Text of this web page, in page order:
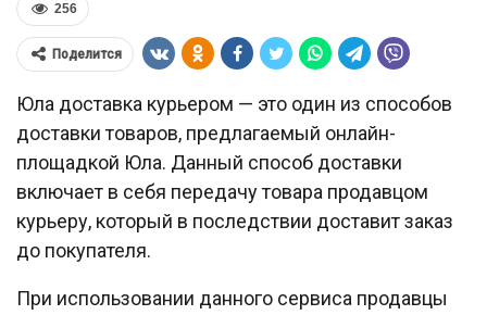
256
Поделится
Юла доставка курьером — это один из способов
доставки товаров, предлагаемый онлайн-
площадкой Юла. Данный способ доставки
включает в себя передачу товара продавцом
курьеру, который в последствии доставит заказ
до покупателя.
При использовании данного сервиса продавцы